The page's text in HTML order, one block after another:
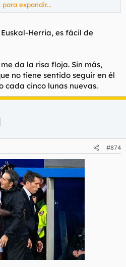
que mantenerse en la élite y las
para expandir...
Herria, es fácil de
da la risa floja. Sin más,
no tiene sentido seguir en él
cada cinco lunas nuevas.
#874